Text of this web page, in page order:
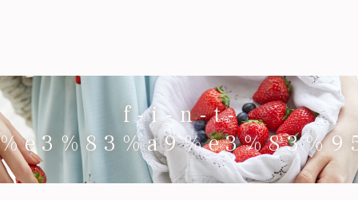
f-i-n-t-